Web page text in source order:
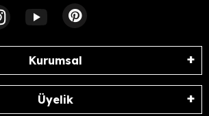
Kurumsal
Üyelik